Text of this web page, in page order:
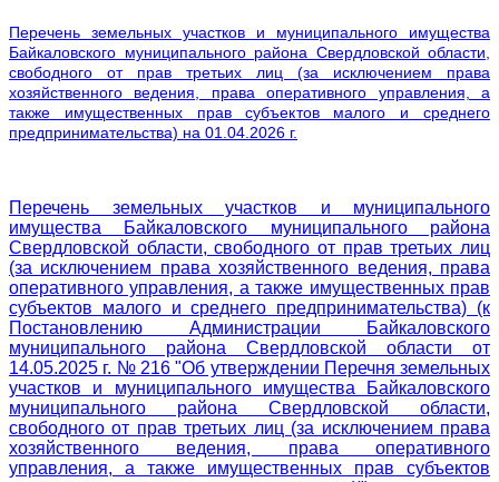
Перечень земельных участков и муниципального имущества
Байкаловского муниципального района Свердловской области,
свободного от прав третьих лиц (за исключением права
хозяйственного ведения, права оперативного управления, а
также имущественных прав субъектов малого и среднего
предпринимательства) на 01.04.2026 г.
Перечень земельных участков и муниципального
имущества Байкаловского муниципального района
Свердловской области, свободного от прав третьих лиц
(за исключением права хозяйственного ведения, права
оперативного управления, а также имущественных прав
субъектов малого и среднего предпринимательства) (к
Постановлению Администрации Байкаловского
муниципального района Свердловской области от
14.05.2025 г. № 216 "Об утверждении Перечня земельных
участков и муниципального имущества Байкаловского
муниципального района Свердловской области,
свободного от прав третьих лиц (за исключением права
хозяйственного ведения, права оперативного
управления, а также имущественных прав субъектов